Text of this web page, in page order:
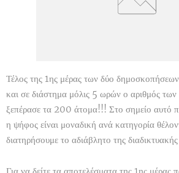
Τέλος της 1ης μέρας των δύο
και σε διάστημα μόλις 5 ωρών ο αριθμός
ξεπέρασε τα 200 άτομα!!! Στο σημείο αυτό
η ψήφος είναι μοναδική ανά κατηγορία
διατηρήσουμε το αδιάβλητο της